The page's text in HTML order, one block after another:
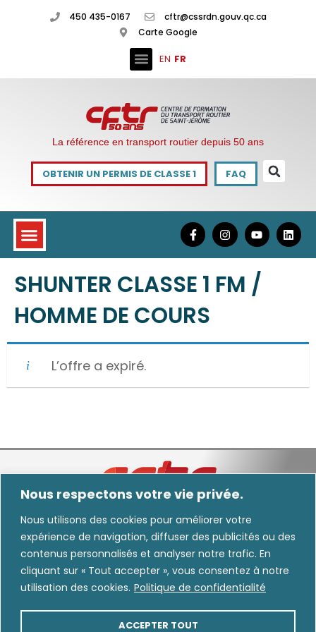
Nous respectons votre vie privée.
Nous utilisons des cookies pour améliorer votre
expérience de navigation, diffuser des publicités ou des
contenus personnalisés et analyser notre trafic. En
cliquant sur « Tout accepter », vous consentez à notre
utilisation des cookies. Politique de confidentialité
ACCEPTER TOUT
450 435-0167
cftr@cssrdn.gouv.qc.ca
Carte Google
EN FR
La référence en transport routier depuis 50 ans
OBTENIR UN PERMIS DE CLASSE 1 FAQ
SHUNTER CLASSE 1 FM /
HOMME DE COURS
L’offre a expiré.
Nous informons les utilisateurs que certaines images diffusées dans nos
communications peuvent avoir été générées, modifiées ou améliorées au moyen
de l’intelligence artificielle.